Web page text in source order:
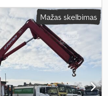
mm, stabdžiai:variklio
kabina: dieninė kabina,
klasė:Euro 4, pakaba:
vietos ilgis:3 700 mm , krovinių
aukštis:400 mm, Įranga:
užraktas, kranas, kruizo
filtras, žemas triukšmo
Mažas skelbimas